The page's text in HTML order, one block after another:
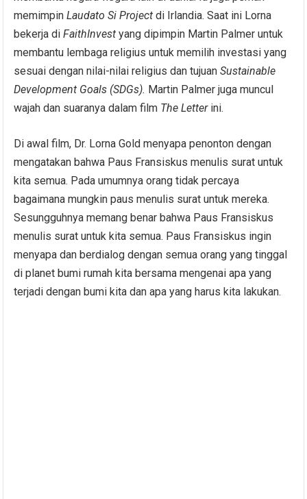
memimpinLaudato Si Project di Irlandia. Saat ini Lorna
bekerja diFaithInvest yang dipimpin Martin Palmer untuk
membantu lembaga religius untuk memilih investasi yang
sesuai dengan nilai-nilai religius dan tujuanSustainable
Development Goals (SDGs). Martin Palmer juga muncul
wajah dan suaranya dalam film The Letterini.
Di awal film, Dr. Lorna Gold menyapa penonton dengan
mengatakan bahwa Paus Fransiskus menulis surat untuk
kita semua. Pada umumnya orang tidak percaya
bagaimana mungkin paus menulis surat untuk mereka.
Sesungguhnya memang benar bahwa Paus Fransiskus
menulis surat untuk kita semua. Paus Fransiskus ingin
menyapa dan berdialog dengan semua orang yang tinggal
di planet bumi rumah kita bersama mengenai apa yang
terjadi dengan bumi kita dan apa yang harus kita lakukan.